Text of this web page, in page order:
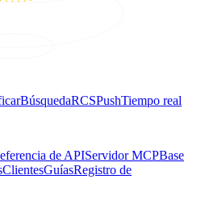
BúsquedaRCSPushTiempo real
de APIServidor MCPBase
ClientesGuíasRegistro de